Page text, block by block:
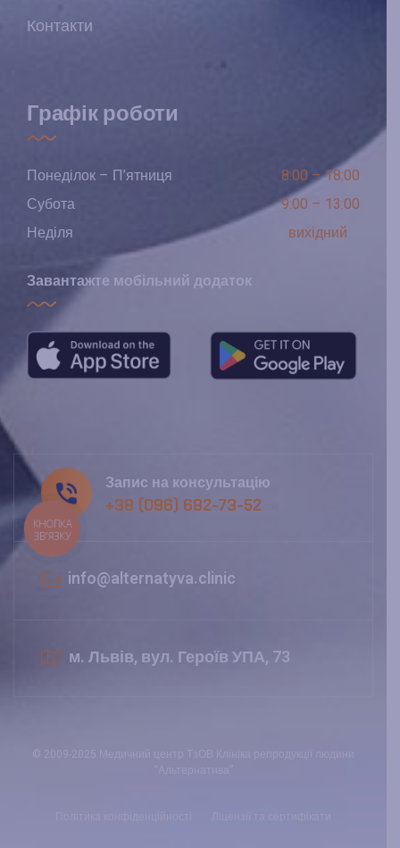
Контакти
Графік роботи
Понеділок – П’ятниця
8:00 – 18:00
Субота
9:00 – 13:00
Неділя
вихідний
Завантажте мобільний додаток
Запис на консультацію
+38 (096) 682-73-52
info@alternatyva.clinic
м. Львів, вул. Героїв УПА, 73
© 2009-2025 Медичний центр ТзОВ Клініка репродукції людини
КНОПКА
ЗВ'ЯЗКУ